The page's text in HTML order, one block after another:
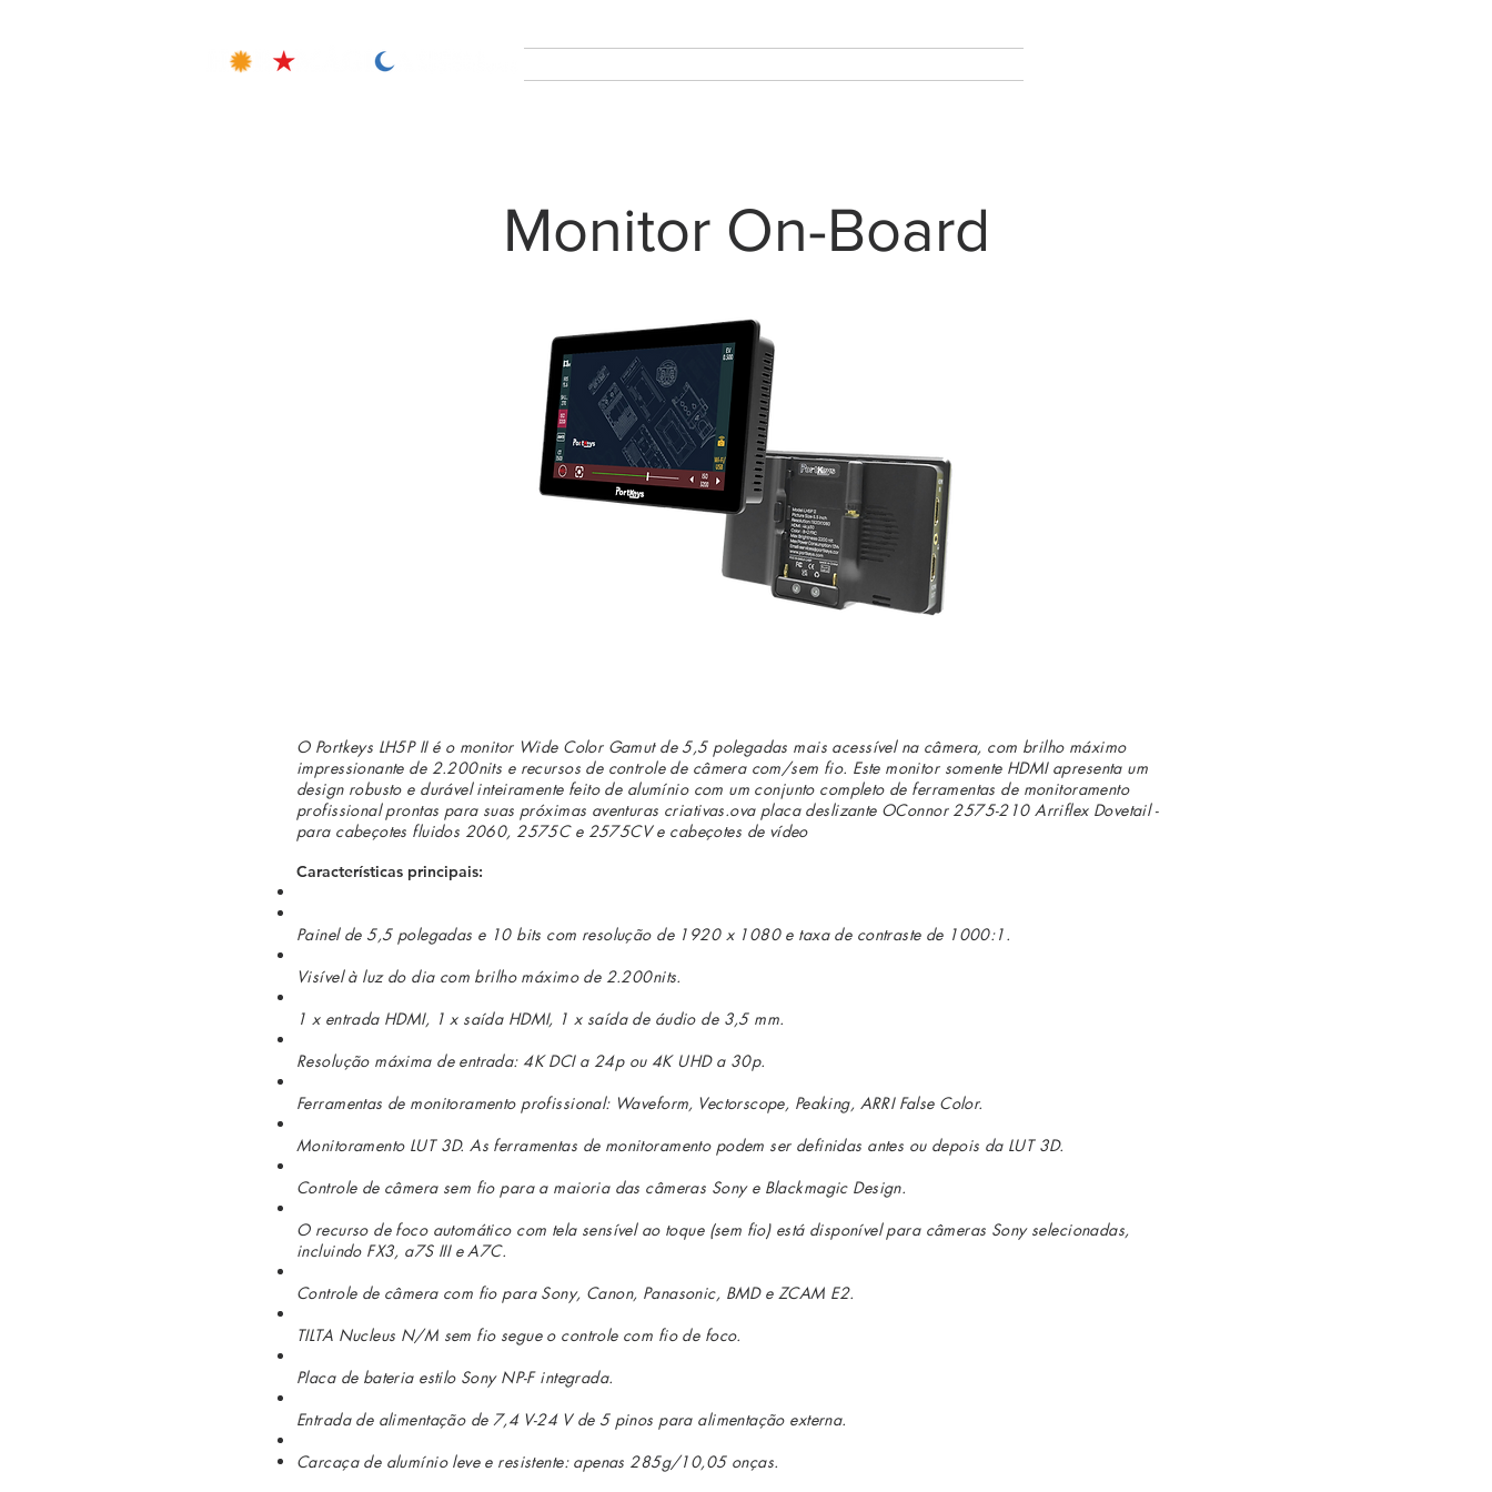
Monitor On-Board
O Portkeys LH5P II é o monitor Wide Color Gamut de 5,5 polegadas mais acessível na câmera, com brilho máximo
impressionante de 2.200nits e recursos de controle de câmera com/sem fio. Este monitor somente HDMI apresenta um
design robusto e durável inteiramente feito de alumínio com um conjunto completo de ferramentas de monitoramento
profissional prontas para suas próximas aventuras criativas.ova placa deslizante OConnor 2575-210 Arriflex Dovetail -
para cabeçotes fluidos 2060, 2575C e 2575CV e cabeçotes de vídeo
Características principais:
Painel de 5,5 polegadas e 10 bits com resolução de 1920 x 1080 e taxa de contraste de 1000:1.
Visível à luz do dia com brilho máximo de 2.200nits.
1 x entrada HDMI, 1 x saída HDMI, 1 x saída de áudio de 3,5 mm.
Resolução máxima de entrada: 4K DCI a 24p ou 4K UHD a 30p.
Ferramentas de monitoramento profissional: Waveform, Vectorscope, Peaking, ARRI False Color.
Monitoramento LUT 3D. As ferramentas de monitoramento podem ser definidas antes ou depois da LUT 3D.
Controle de câmera sem fio para a maioria das câmeras Sony e Blackmagic Design.
O recurso de foco automático com tela sensível ao toque (sem fio) está disponível para câmeras Sony selecionadas,
incluindo FX3, a7S III e A7C.
Controle de câmera com fio para Sony, Canon, Panasonic, BMD e ZCAM E2.
TILTA Nucleus N/M sem fio segue o controle com fio de foco.
Placa de bateria estilo Sony NP-F integrada.
Entrada de alimentação de 7,4 V-24 V de 5 pinos para alimentação externa.
Carcaça de alumínio leve e resistente: apenas 285g/10,05 onças.